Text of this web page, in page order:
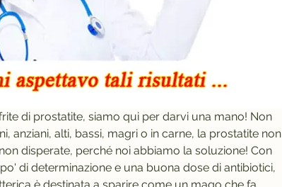
di prostatite, siamo qui per darvi una mano! Non
anziani, alti, bassi, magri o in carne, la prostatite non
disperate, perché noi abbiamo la soluzione! Con
di determinazione e una buona dose di antibiotici,